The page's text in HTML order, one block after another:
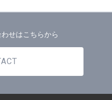
せはこちらから